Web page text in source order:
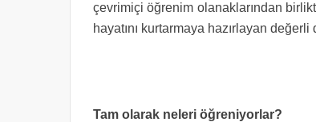
çevrimiçi öğrenim olanaklarından
hayatını kurtarmaya hazırlayan değerli
Tam olarak neleri öğreniyorlar?